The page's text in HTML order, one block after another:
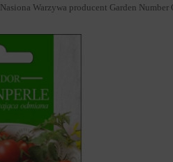
Nasiona Warzywa producent Garden Number